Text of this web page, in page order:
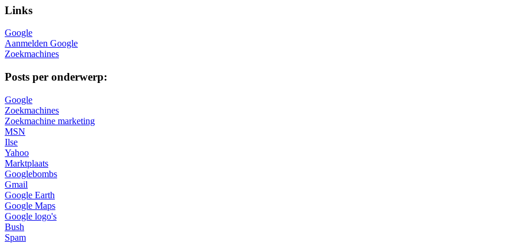
Links
Google
Aanmelden Google
Zoekmachines
Posts per onderwerp:
Google
Zoekmachines
Zoekmachine marketing
MSN
Ilse
Yahoo
Marktplaats
Googlebombs
Gmail
Google Earth
Google Maps
Google logo's
Bush
Spam